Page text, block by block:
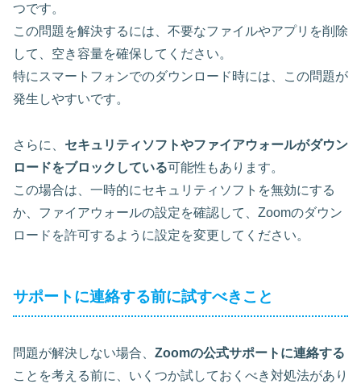
つです。
この問題を解決するには、不要なファイルやアプリを削除
して、空き容量を確保してください。
特にスマートフォンでのダウンロード時には、この問題が
発生しやすいです。
さらに、 セキュリティソフトやファイアウォールがダウン
ロードをブロックしている可能性もあります。
この場合は、一時的にセキュリティソフトを無効にする
か、ファイアウォールの設定を確認して、Zoomのダウン
ロードを許可するように設定を変更してください。
サポートに連絡する前に試すべきこと
問題が解決しない場合、 Zoomの公式サポートに連絡する
ことを考える前に、いくつか試しておくべき対処法があり